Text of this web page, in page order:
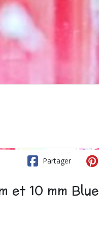
Partager
et 10 mm